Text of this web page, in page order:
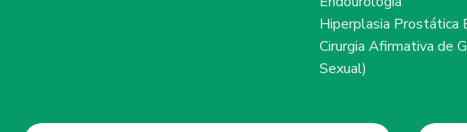
Hiperplasia Prostática
Cirurgia Afirmativa de
Sexual)